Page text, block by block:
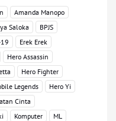
Amanda Manopo
Saloka
BPJS
Erek Erek
Hero Assassin
Hero Fighter
Legends
Hero Yi
Cinta
Komputer
ML